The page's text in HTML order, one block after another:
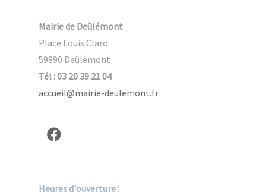
Mairie de Deûlémont
Place Louis Claro
59890 Deûlémont
Tél : 03 20 39 21 04
accueil@mairie-deulemont.fr
Heures d'ouverture :